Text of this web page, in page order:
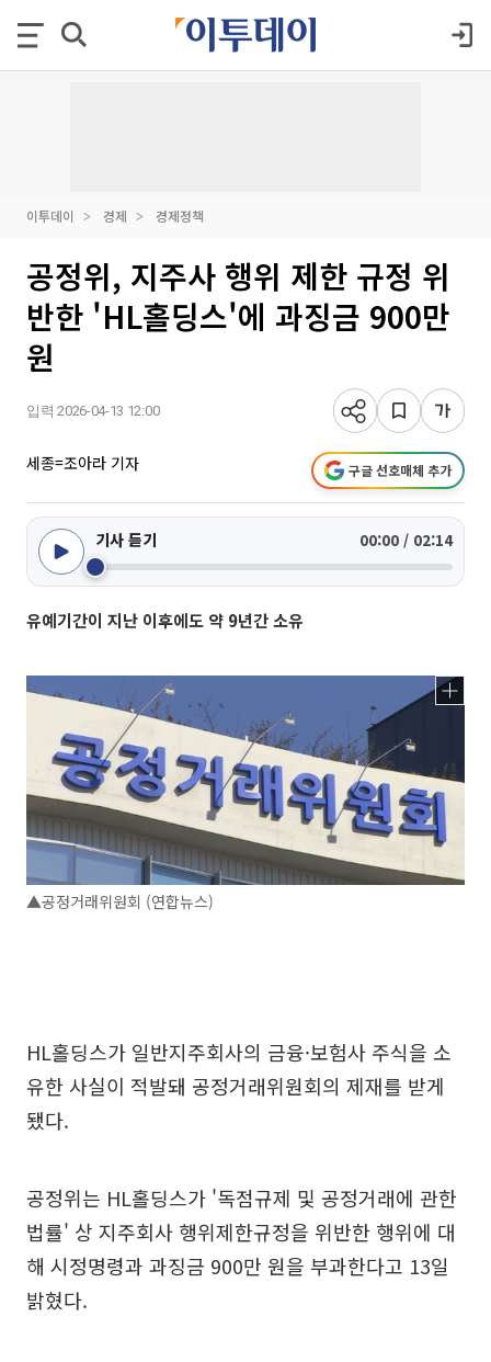
이투데이 경제 경제정책
공정위, 지주사 행위 제한 규정 위
반한 'HL홀딩스'에 과징금 900만
원
입력 2026-04-13 12:00
세종=조아라 기자 구글 선호매체 추가
기사 듣기 00:00 / 02:14
유예기간이 지난 이후에도 약 9년간 소유
▲공정거래위원회 (연합뉴스)
HL홀딩스가 일반지주회사의 금융·보험사 주식을 소
유한 사실이 적발돼 공정거래위원회의 제재를 받게
됐다.
공정위는 HL홀딩스가 '독점규제 및 공정거래에 관한
법률' 상 지주회사 행위제한규정을 위반한 행위에 대
해 시정명령과 과징금 900만 원을 부과한다고 13일
밝혔다.